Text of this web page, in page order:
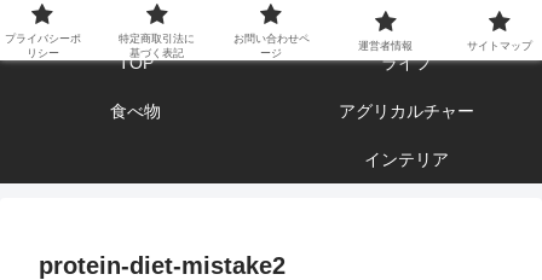
エンジョイ ブログライフ
TOP ライフ
食べ物 アグリカルチャー
インテリア
protein-diet-mistake2
プライバシーポ
リシー
特定商取引法に
基づく表記
お問い合わせペ
ージ
運営者情報 サイトマップ